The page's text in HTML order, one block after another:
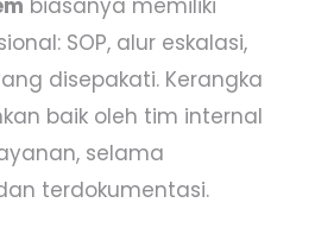
biasanya memiliki
SOP, alur eskalasi,
disepakati. Kerangka
baik oleh tim internal
selama
terdokumentasi.